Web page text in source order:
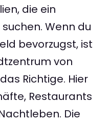
die ein
Wenn du
bevorzugst, ist
von
Richtige. Hier
Restaurants
Die